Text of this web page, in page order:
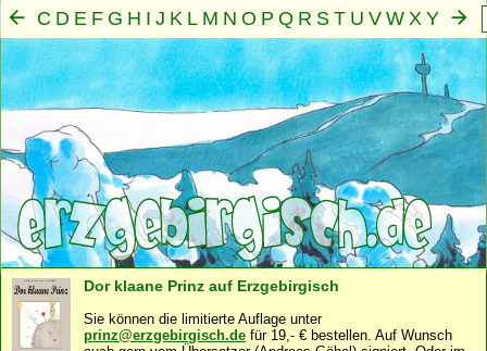
C D E F G H I J K L M N O P Q R S T U V W X Y
Z A B
Mensch·Seele·Geist·Familie·Gemeinschaft·
Dor klaane Prinz auf Erzgebirgisch
Sie können die limitierte Auflage unter
prinz@erzgebirgisch.de für 19,- € bestellen. Auf Wunsch